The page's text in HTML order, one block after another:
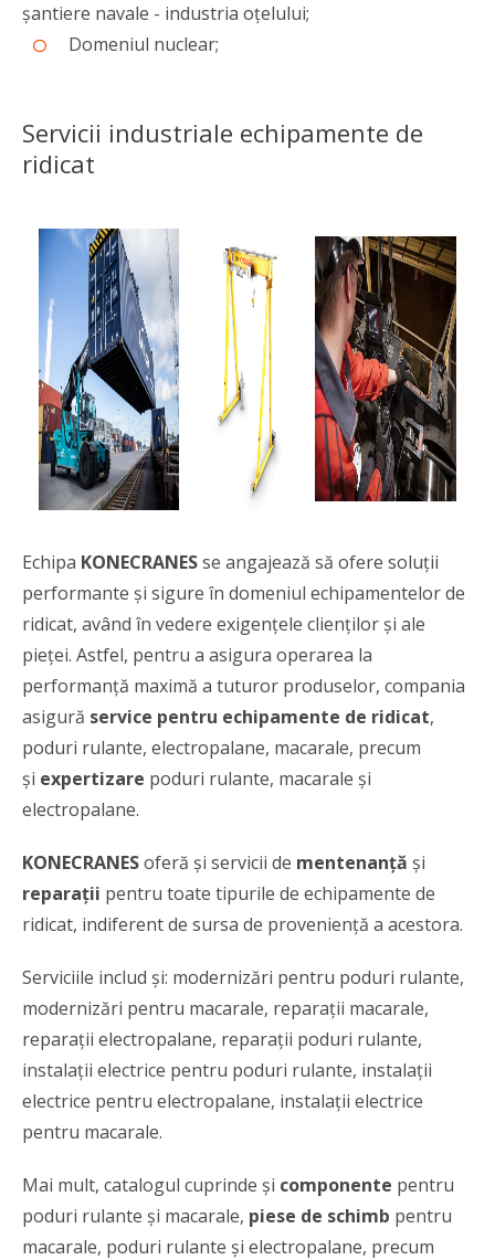
șantiere navale - industria oțelului;
Domeniul nuclear;
Servicii industriale echipamente de
ridicat
Echipa KONECRANESse angajează să ofere soluţii
performante și sigure în domeniul echipamentelor de
ridicat, având în vedere exigențele clienților și ale
pieței. Astfel, pentru a asigura operarea la
performanță maximă a tuturor produselor, compania
asigură service pentru echipamente de ridicat,
poduri rulante, electropalane, macarale, precum
și expertizare poduri rulante, macarale și
electropalane.
KONECRANESoferă şi servicii de mentenanță și
reparații pentru toate tipurile de echipamente de
ridicat, indiferent de sursa de proveniență a acestora.
Serviciile includ și: modernizări pentru poduri rulante,
modernizări pentru macarale, reparații macarale,
reparații electropalane, reparații poduri rulante,
instalații electrice pentru poduri rulante, instalații
electrice pentru electropalane, instalații electrice
pentru macarale.
Mai mult, catalogul cuprinde și componente pentru
poduri rulante și macarale, piese de schimb pentru
macarale, poduri rulante și electropalane, precum